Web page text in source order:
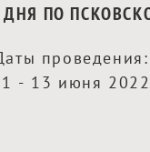
ПО
проведения:
- 13 июня 2022